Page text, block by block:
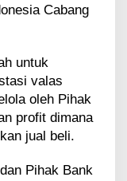
Cabang
untuk
valas
oleh Pihak
profit dimana
jual beli.
Pihak Bank